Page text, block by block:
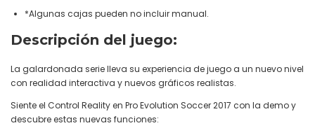
*Algunas cajas pueden no incluir manual.
Descripción del juego:
La galardonada serie lleva su experiencia de juego a un nuevo nivel
con realidad interactiva y nuevos gráficos realistas.
Siente el Control Reality en Pro Evolution Soccer 2017 con la demo y
descubre estas nuevas funciones: